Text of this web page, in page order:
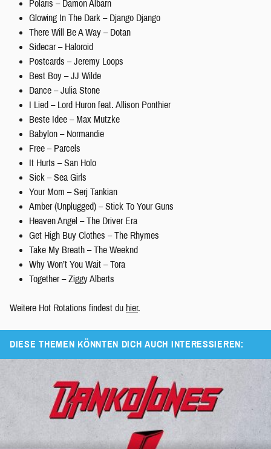
Polaris – Damon Albarn
Glowing In The Dark – Django Django
There Will Be A Way – Dotan
Sidecar – Haloroid
Postcards – Jeremy Loops
Best Boy – JJ Wilde
Dance – Julia Stone
I Lied – Lord Huron feat. Allison Ponthier
Beste Idee – Max Mutzke
Babylon – Normandie
Free – Parcels
It Hurts – San Holo
Sick – Sea Girls
Your Mom – Serj Tankian
Amber (Unplugged) – Stick To Your Guns
Heaven Angel – The Driver Era
Get High Buy Clothes – The Rhymes
Take My Breath – The Weeknd
Why Won’t You Wait – Tora
Together – Ziggy Alberts
Weitere Hot Rotations findest du hier.
DIESE THEMEN KÖNNTEN DICH AUCH INTERESSIEREN: